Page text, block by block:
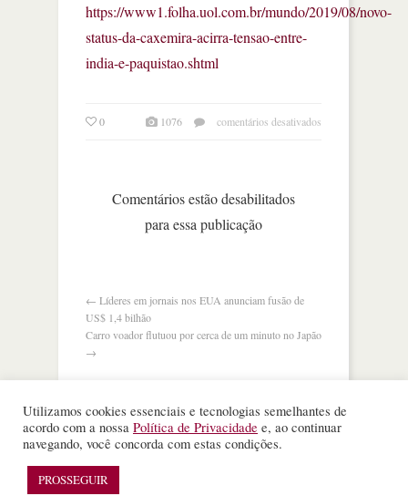
https://www1.folha.uol.com.br/mundo/2019/08/novo-
status-da-caxemira-acirra-tensao-entre-
india-e-paquistao.shtml
0 1076 comentários desativados
Comentários estão desabilitados
para essa publicação
← Líderes em jornais nos EUA anunciam fusão de
US$ 1,4 bilhão
Carro voador flutuou por cerca de um minuto no Japão
→
©Nota Alta ESPM. Todos os direitos reservados.
WordPress Theme
Utilizamos cookies essenciais e tecnologias semelhantes de
acordo com a nossa Política de Privacidade e, ao continuar
navegando, você concorda com estas condições.
PROSSEGUIR